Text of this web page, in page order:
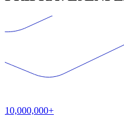
10,000,000+